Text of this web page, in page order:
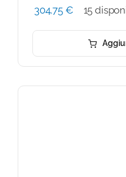
304,75 € 15